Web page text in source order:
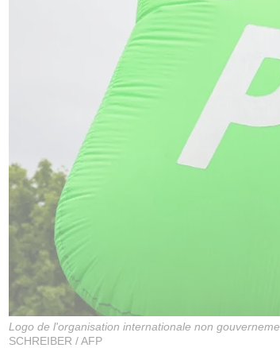
Logo de l'organisation internationale non
SCHREIBER / AFP